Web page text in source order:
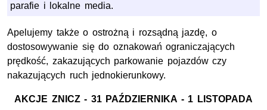
parafie i lokalne media.
Apelujemy także o ostrożną i rozsądną jazdę, o
dostosowywanie się do oznakowań ograniczających
prędkość, zakazujących parkowanie pojazdów czy
nakazujących ruch jednokierunkowy.
AKCJE ZNICZ - 31 PAŹDZIERNIKA - 1 LISTOPADA